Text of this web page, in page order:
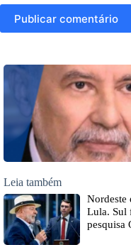
Publicar comentário
Leia também
Nordeste
Lula. Sul
pesquisa